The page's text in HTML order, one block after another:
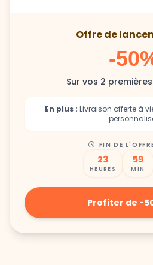
Offre de
-
Sur vos 2
En plus : Livraison offerte à
FIN DE
23
HEURES
59
MIN
Profiter de -